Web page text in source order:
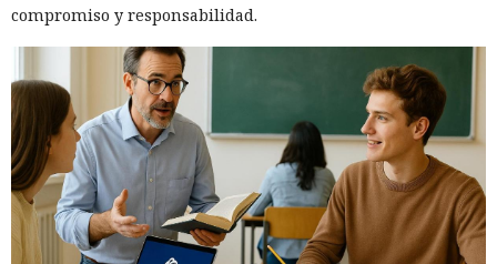
compromiso y responsabilidad.